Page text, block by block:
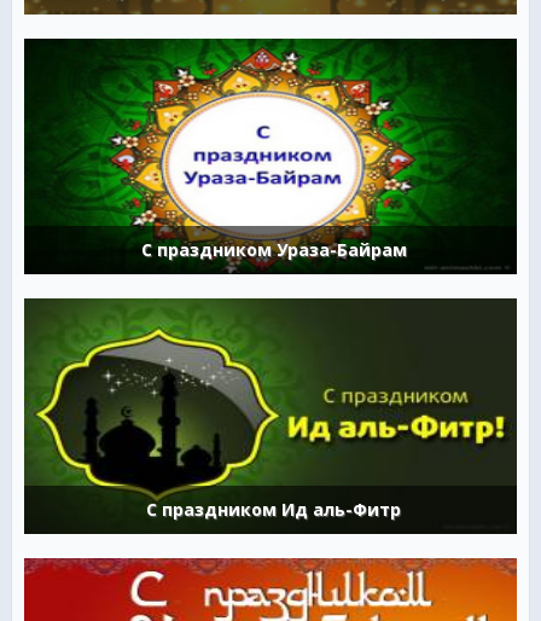
С праздником Ураза-Байрам
С праздником Ид аль-Фитр